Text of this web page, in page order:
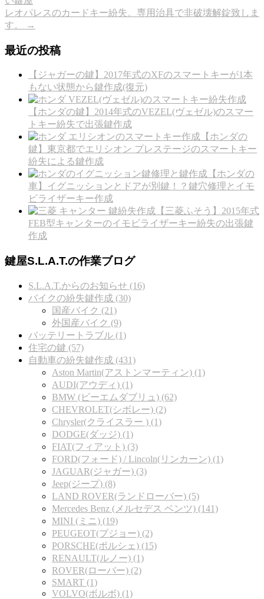
レオパレスのカードキー紛失。専用治具で非破壊解錠致しま
す。
→
最近の投稿
【ジャガーの鍵】2017年式のXFのスマートキーが1本
もない状態から鍵作成(復元)
【ホンダの鍵】2014年式のVEZEL(ヴェゼル)のスマー
トキー紛失で出張鍵作成
【ホンダの
鍵】東京都でエリシオン プレステージのスマートキー
紛失による鍵作成
【ホンダの
車】イグニッションとドアが別鍵！？鍵穴修理とイモ
ビライザーキー作成
【三菱ふそう】2015年式
FEB型キャンターのイモビライザーキー紛失の出張鍵
作成
鍵屋S.L.A.T.の作業ブログ
S.L.A.T.からのお知らせ (16)
バイクの紛失鍵作成 (30)
国産バイク (21)
外国産バイク (9)
バッテリートラブル (1)
住宅の鍵 (57)
自動車の紛失鍵作成 (431)
Aston Martin(アストンマーティン) (1)
AUDI(アウディ) (1)
BMW (ビーエムダブリュ) (62)
CHEVROLET(シボレー) (2)
Chrysler(クライスラー ) (1)
DODGE(ダッジ) (1)
FIAT(フィアット) (3)
FORD(フォード) / Lincoln(リンカーン) (1)
JAGUAR(ジャガー) (3)
Jeep(ジープ) (8)
LAND ROVER(ランドローバー) (5)
Mercedes Benz (メルセデス ベンツ) (141)
MINI (ミニ) (19)
PEUGEOT(プジョー) (2)
PORSCHE(ポルシェ) (15)
RENAULT(ルノー) (1)
ROVER(ローバー) (2)
SMART (1)
VOLVO(ボルボ) (1)